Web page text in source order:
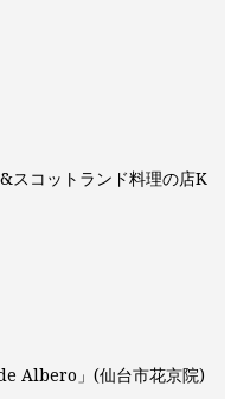
スコットランド料理の店K
Albero」(仙台市花京院)